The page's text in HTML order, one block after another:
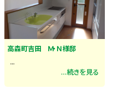
高森町吉田 Ｍ・Ｎ様邸
...
...続きを見る